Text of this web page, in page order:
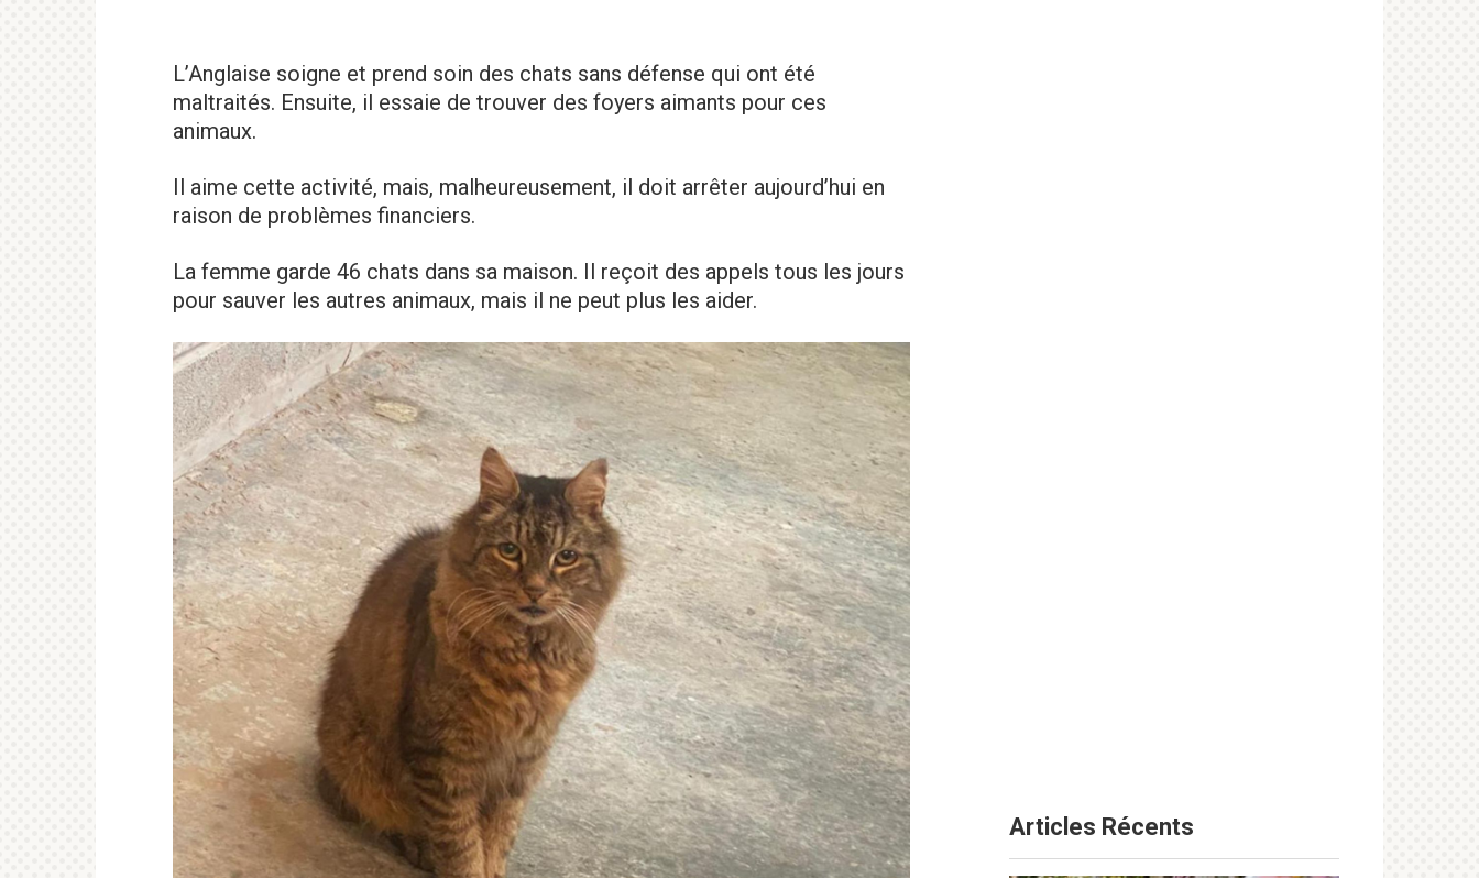
L’Anglaise soigne et prend soin des chats sans défense qui ont été
maltraités. Ensuite, il essaie de trouver des foyers aimants pour ces
animaux.
Il aime cette activité, mais, malheureusement, il doit arrêter aujourd’hui en
raison de problèmes financiers.
La femme garde 46 chats dans sa maison. Il reçoit des appels tous les jours
pour sauver les autres animaux, mais il ne peut plus les aider.
Articles Récents